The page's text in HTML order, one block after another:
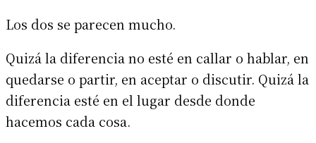
Los dos se parecen mucho.
Quizá la diferencia no esté en callar o hablar, en
quedarse o partir, en aceptar o discutir. Quizá la
diferencia esté en el lugar desde donde
hacemos cada cosa.